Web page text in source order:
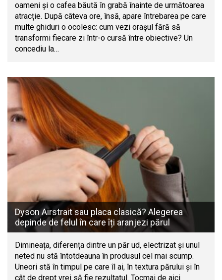
oameni și o cafea băută în grabă înainte de următoarea
atracție. După câteva ore, însă, apare întrebarea pe care
multe ghiduri o ocolesc: cum vezi orașul fără să
transformi fiecare zi într-o cursă între obiective? Un
concediu la…
Dyson Airstrait sau placa clasică? Alegerea
depinde de felul în care îți aranjezi părul
Dimineața, diferența dintre un păr ud, electrizat și unul
neted nu stă întotdeauna în produsul cel mai scump.
Uneori stă în timpul pe care îl ai, în textura părului și în
cât de drept vrei să fie rezultatul. Tocmai de aici